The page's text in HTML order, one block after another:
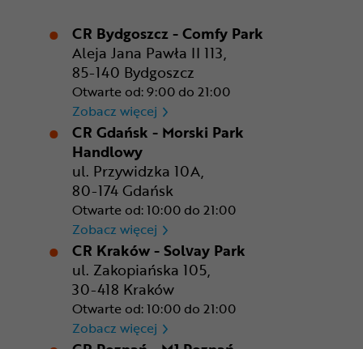
CR Bydgoszcz - Comfy Park
Aleja Jana Pawła II 113,
85-140 Bydgoszcz
Otwarte od: 9:00 do 21:00
Zobacz więcej CR Bydgoszcz - Comfy Park
CR Gdańsk - Morski Park
Handlowy
ul. Przywidzka 10A,
80-174 Gdańsk
Otwarte od: 10:00 do 21:00
Zobacz więcej CR Gdańsk - Morski Park
CR Kraków - Solvay Park
ul. Zakopiańska 105,
30-418 Kraków
Otwarte od: 10:00 do 21:00
Zobacz więcej CR Kraków - Solvay Park